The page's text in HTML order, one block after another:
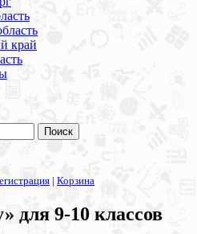
край
| Корзина
для 9-10 классов